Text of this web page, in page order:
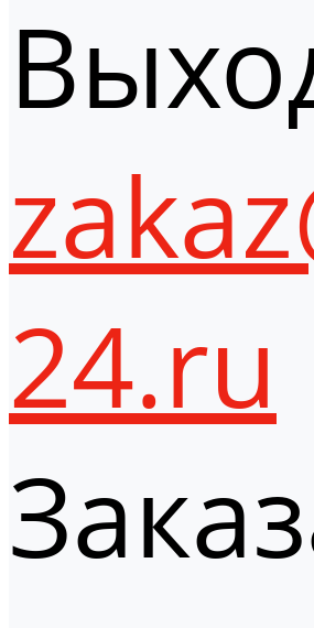
24.ru